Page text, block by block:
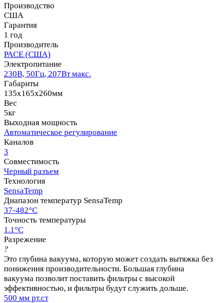
Производство
США
Гарантия
1 год
Производитель
PACE (США)
Электропитание
230В, 50Гц, 207Вт макс.
Габариты
135х165х260мм
Вес
5кг
Выходная мощность
Автоматическое регулирование
Каналов
3
Совместимость
Черный разъем
Технология
SensaTemp
Диапазон температур SensaTemp
37-482°C
Точность температуры
1.1°C
Разрежение
?
Это глубина вакуума, которую может создать вытяжка без
понижения производительности. Большая глубина
вакуума позволит поставить фильтры с высокой
эффективностью, и фильтры будут служить дольше.
500 мм рт.ст